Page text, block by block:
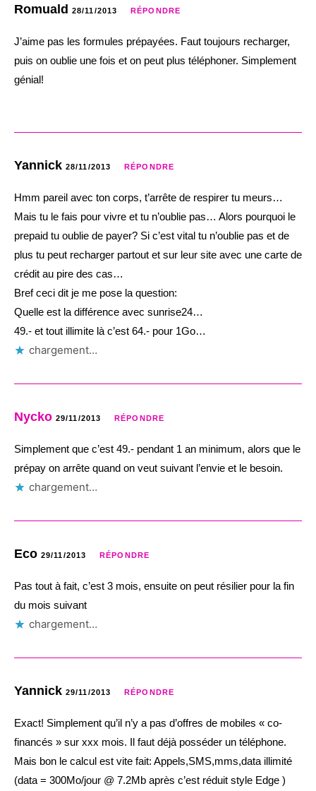
Romuald 28/11/2013 RÉPONDRE
J’aime pas les formules prépayées. Faut toujours recharger,
puis on oublie une fois et on peut plus téléphoner. Simplement
génial!
Yannick 28/11/2013 RÉPONDRE
Hmm pareil avec ton corps, t’arrête de respirer tu meurs…
Mais tu le fais pour vivre et tu n’oublie pas… Alors pourquoi le
prepaid tu oublie de payer? Si c’est vital tu n’oublie pas et de
plus tu peut recharger partout et sur leur site avec une carte de
crédit au pire des cas…
Bref ceci dit je me pose la question:
Quelle est la différence avec sunrise24…
49.- et tout illimite là c’est 64.- pour 1Go…
chargement…
Nycko 29/11/2013 RÉPONDRE
Simplement que c’est 49.- pendant 1 an minimum, alors que le
prépay on arrête quand on veut suivant l’envie et le besoin.
chargement…
Eco 29/11/2013 RÉPONDRE
Pas tout à fait, c’est 3 mois, ensuite on peut résilier pour la fin
du mois suivant
chargement…
Yannick 29/11/2013 RÉPONDRE
Exact! Simplement qu’il n’y a pas d’offres de mobiles « co-
financés » sur xxx mois. Il faut déjà posséder un téléphone.
Mais bon le calcul est vite fait: Appels,SMS,mms,data illimité
(data = 300Mo/jour @ 7.2Mb après c’est réduit style Edge )